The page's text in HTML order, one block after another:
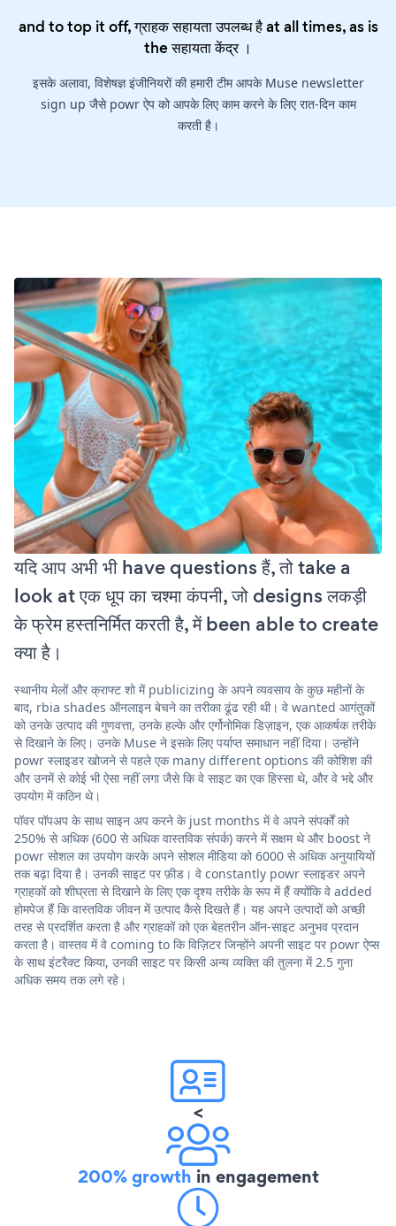
and to top it off, ग्राहक सहायता उपलब्ध है at all times, as is
theसहायता केंद्र।
इसके अलावा, विशेषज्ञ इंजीनियरों की हमारी टीम आपके Muse newsletter
sign up जैसे powr ऐप को आपके लिए काम करने के लिए रात-दिन काम
करती है।
यदि आप अभी भी have questions हैं, तो take a
look at एक धूप का चश्मा कंपनी, जो designs लकड़ी
के फ्रेम हस्तनिर्मित करती है, में been able to create
क्या है।
स्थानीय मेलों और क्राफ्ट शो में publicizing के अपने व्यवसाय के कुछ महीनों के
बाद, rbia shades ऑनलाइन बेचने का तरीका ढूंढ रही थी। वे wanted आगंतुकों
को उनके उत्पाद की गुणवत्ता, उनके हल्के और एर्गोनोमिक डिज़ाइन, एक आकर्षक तरीके
से दिखाने के लिए। उनके Muse ने इसके लिए पर्याप्त समाधान नहीं दिया। उन्होंने
powr स्लाइडर खोजने से पहले एक many different options की कोशिश की
और उनमें से कोई भी ऐसा नहीं लगा जैसे कि वे साइट का एक हिस्सा थे, और वे भद्दे और
उपयोग में कठिन थे।
पॉवर पॉपअप के साथ साइन अप करने के just months में वे अपने संपर्कों को
250% से अधिक (600 से अधिक वास्तविक संपर्क) करने में सक्षम थे और boost ने
powr सोशल का उपयोग करके अपने सोशल मीडिया को 6000 से अधिक अनुयायियों
तक बढ़ा दिया है। उनकी साइट पर फ़ीड। वे constantly powr स्लाइडर अपने
ग्राहकों को शीघ्रता से दिखाने के लिए एक दृश्य तरीके के रूप में हैं क्योंकि वे added
होमपेज हैं कि वास्तविक जीवन में उत्पाद कैसे दिखते हैं। यह अपने उत्पादों को अच्छी
तरह से प्रदर्शित करता है और ग्राहकों को एक बेहतरीन ऑन-साइट अनुभव प्रदान
करता है। वास्तव में वे coming to कि विज़िटर जिन्होंने अपनी साइट पर powr ऐप्स
के साथ इंटरैक्ट किया, उनकी साइट पर किसी अन्य व्यक्ति की तुलना में 2.5 गुना
अधिक समय तक लगे रहे।
<
200% growth in engagement